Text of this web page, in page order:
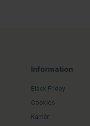
Information
Black Friday
Cookies
Karriär